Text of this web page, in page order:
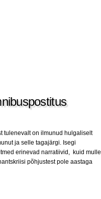
tulenevalt on ilmunud hulgaliselt
ja selle tagajärgi. Isegi
erinevad narratiivid, kuid mulle
põhjustest pole aastaga